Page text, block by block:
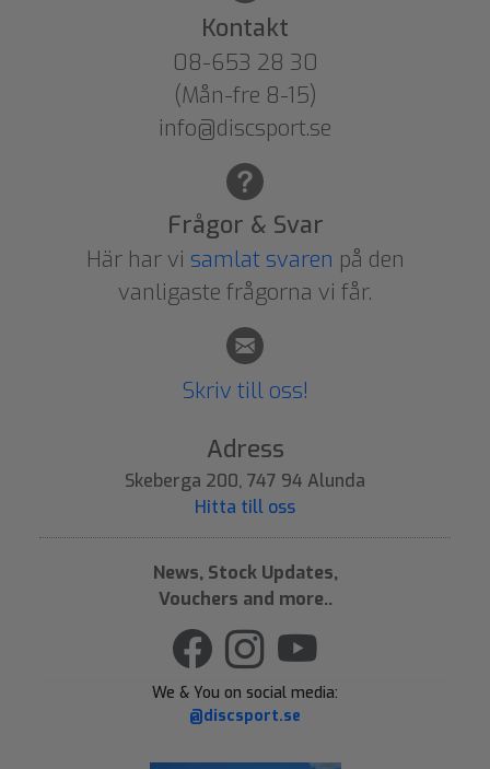
Kontakt
08-653 28 30
(Mån-fre 8-15)
info@discsport.se
Frågor & Svar
Här har vi samlat svaren på den
vanligaste frågorna vi får.
Skriv till oss!
Adress
Skeberga 200, 747 94 Alunda
Hitta till oss
News, Stock Updates,
Vouchers and more..
We & You on social media:
@discsport.se